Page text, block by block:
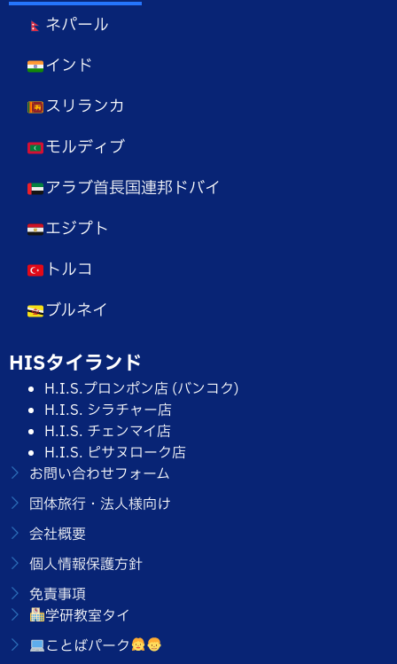
ネパール
インド
スリランカ
モルディブ
アラブ首長国連邦ドバイ
エジプト
トルコ
ブルネイ
HISタイランド
H.I.S.プロンポン店 (バンコク)
H.I.S. シラチャー店
H.I.S. チェンマイ店
H.I.S. ピサヌローク店
お問い合わせフォーム
団体旅行・法人様向け
会社概要
個人情報保護方針
免責事項
学研教室タイ
ことばパーク